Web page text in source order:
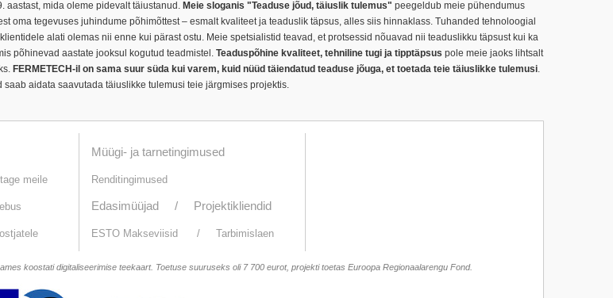
aastast, mida oleme pidevalt täiustanud. Meie sloganis "Teaduse jõud, täiuslik tulemus" peegeldub meie pühendumus
oma tegevuses juhindume põhimõttest – esmalt kvaliteet ja teaduslik täpsus, alles siis hinnaklass. Tuhanded tehnoloogial
alati olemas nii enne kui pärast ostu. Meie spetsialistid teavad, et protsessid nõuavad nii teaduslikku täpsust kui ka
põhinevad aastate jooksul kogutud teadmistel. Teaduspõhine kvaliteet, tehniline tugi ja tipptäpsus pole meie jaoks lihtsalt
FERMETECH-il on sama suur süda kui varem, kuid nüüd täiendatud teaduse jõuga, et toetada teie täiuslikke tulemusi.
saab aidata saavutada täiuslikke tulemusi teie järgmises projektis.
meile
Müügi- ja tarnetingimused
Renditingimused
Edasimüüjad / Projektikliendid
ESTO Makseviisid / Tarbimislaen
koostati digitaliseerimise teekaart. Toetuse suuruseks oli 7 700 eurot, projekti toetas Euroopa Regionaalarengu Fond.